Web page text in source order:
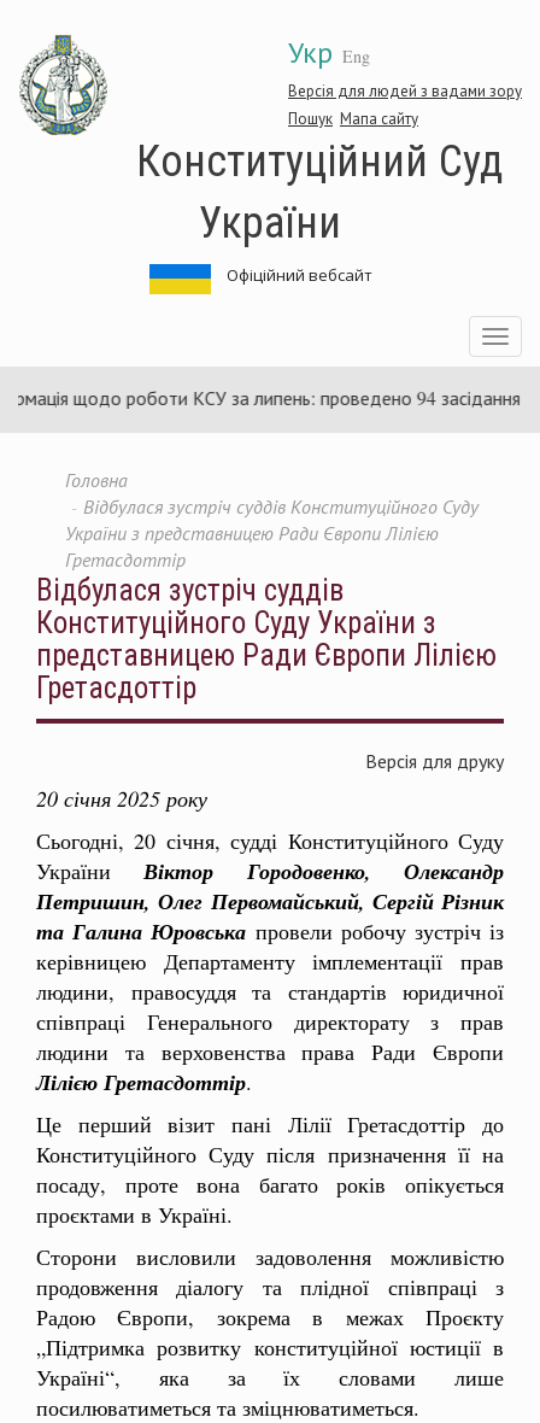
основного
матеріалу
Укр Eng
Версія для людей з вадами зору
Пошук Мапа сайту
Конституційний Суд
України
Офіційний вебсайт
Toggle
щодо роботи КСУ за липень: проведено 94 засідання та
Головна
Відбулася зустріч суддів Конституційного Суду
України з представницею Ради Європи Лілією
Гретасдоттір
Відбулася зустріч суддів
Конституційного Суду України з
представницею Ради Європи Лілією
Гретасдоттір
Версія для друку
20 січня 2025 року
Сьогодні, 20 січня, судді Конституційного Суду
України Віктор Городовенко, Олександр
Петришин, Олег Первомайський, Сергій Різник
та Галина Юровська провели робочу зустріч із
керівницею Департаменту імплементації прав
людини, правосуддя та стандартів юридичної
співпраці Генерального директорату з прав
людини та верховенства права Ради Європи
Лілією Гретасдоттір.
Це перший візит пані Лілії Гретасдоттір до
Конституційного Суду після призначення її на
посаду, проте вона багато років опікується
проєктами в Україні.
Сторони висловили задоволення можливістю
продовження діалогу та плідної співпраці з
Радою Європи, зокрема в межах Проєкту
„Підтримка розвитку конституційної юстиції в
Україні“, яка за їх словами лише
посилюватиметься та зміцнюватиметься.